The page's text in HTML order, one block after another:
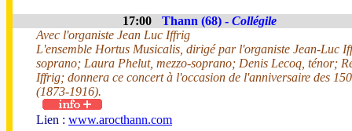
17:00 Thann (68) - Collégile
Avec l'organiste Jean Luc Iffrig
L'ensemble Hortus Musicalis, dirigé par l'organiste Jean-Luc
soprano; Laura Phelut, mezzo-soprano; Denis Lecoq, ténor;
Iffrig; donnera ce concert à l'occasion de l'anniversaire des
(1873-1916).
Lien : www.arocthann.com